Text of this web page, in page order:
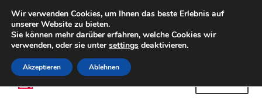
LIEFERUNG ab 6 EUR
Weltweiter Versand
(800) 500 564Mo-Fr 9-16 Uhr
Zur
Navigation
Zum
Inhalt
Wir verwenden Cookies, um Ihnen das beste Erlebnis auf
unserer Website zu bieten.
Sie können mehr darüber erfahren, welche Cookies wir
verwenden, oder sie untersettings deaktivieren.
Akzeptieren Ablehnen